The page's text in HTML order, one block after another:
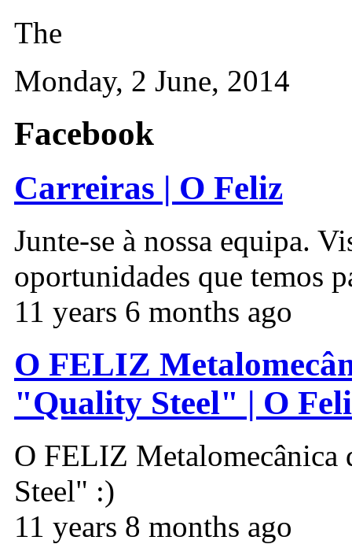
The
Monday, 2 June, 2014
Facebook
Carreiras | O Feliz
Junte-se à nossa equipa.
oportunidades que temos
11 years 6 months ago
O FELIZ
"Quality Steel" | O
O FELIZ
Steel" :)
11 years 8 months ago